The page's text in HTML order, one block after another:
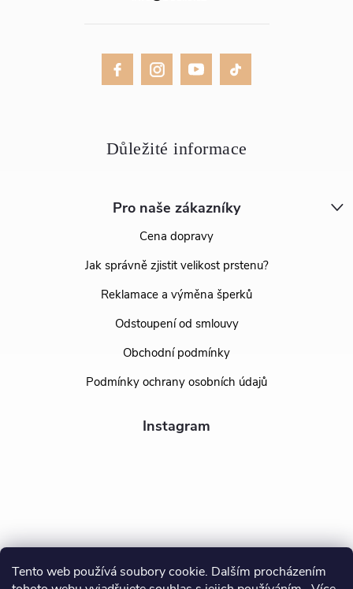
Tento web používá soubory cookie. Dalším procházením
Pro naše zákazníky
Cena dopravy
Jak správně zjistit velikost prstenu?
Reklamace a výměna šperků
Odstoupení od smlouvy
Obchodní podmínky
Podmínky ochrany osobních údajů
Instagram